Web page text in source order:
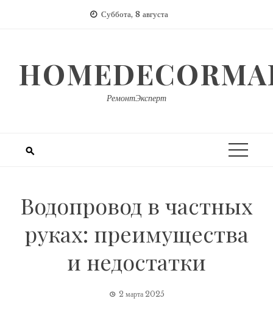
Суббота, 8 августа
РемонтЭксперт
Водопровод в частных
руках: преимущества
и недостатки
2 марта 2025